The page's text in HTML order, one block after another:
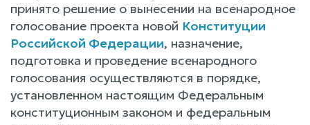
принято решение о вынесении на всенародное
голосование проекта новой Конституции
Российской Федерации, назначение,
подготовка и проведение всенародного
голосования осуществляются в порядке,
установленном настоящим Федеральным
конституционным законом и федеральным